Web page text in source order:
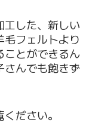
工した、新しい
フェルトより
ことができるん
さんでも飽きず
ださい。